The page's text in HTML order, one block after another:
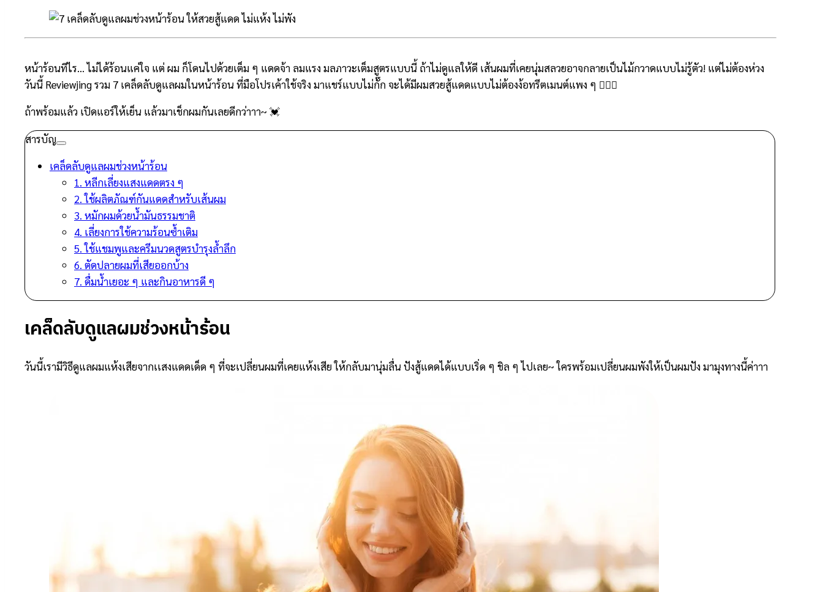
หน้าร้อนทีไร… ไม่ได้ร้อนแค่ใจ แต่ ผม ก็โดนไปด้วยเต็ม ๆ แดดจ้า ลมแรง มลภาวะเต็มสูตรแบบนี้ ถ้าไม่ดูแลให้ดี เส้นผมที่เคยนุ่มสลวยอาจกลายเป็นไม้กวาดแบบไม่รู้ตัว! แต่ไม่ต้องห่วง
วันนี้ Reviewjing รวม 7 เคล็ดลับดูแลผมในหน้าร้อน ที่มือโปรเค้าใช้จริง มาแชร์แบบไม่กั๊ก จะได้มีผมสวยสู้แดดแบบไม่ต้องง้อทรีตเมนต์แพง ๆ 🧖‍♀️✨
ถ้าพร้อมแล้ว เปิดแอร์ให้เย็น แล้วมาเช็กผมกันเลยดีกว่าาา~ 💓
สารบัญ
เคล็ดลับดูแลผมช่วงหน้าร้อน
1. หลีกเลี่ยงแสงแดดตรง ๆ
2. ใช้ผลิตภัณฑ์กันแดดสำหรับเส้นผม
3. หมักผมด้วยน้ำมันธรรมชาติ
4. เลี่ยงการใช้ความร้อนซ้ำเติม
5. ใช้แชมพูและครีมนวดสูตรบำรุงล้ำลึก
6. ตัดปลายผมที่เสียออกบ้าง
7. ดื่มน้ำเยอะ ๆ และกินอาหารดี ๆ
เคล็ดลับดูแลผมช่วงหน้าร้อน
วันนี้เรามีวิธีดูแลผมแห้งเสียจากเเสงแดดเด็ด ๆ ที่จะเปลี่ยนผมที่เคยแห้งเสีย ให้กลับมานุ่มลื่น ปังสู้แดดได้แบบเริ่ด ๆ ชิล ๆ ไปเลย~ ใครพร้อมเปลี่ยนผมพังให้เป็นผมปัง มามุงทางนี้ค่าาา